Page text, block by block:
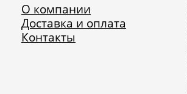
О компании
Доставка и оплата
Контакты